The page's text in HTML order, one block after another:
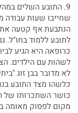
9. התובע השלים
שחייבו שעות עבודה
הנתבעת אף קטעה
לתובע ללמוד
לשהות עם הילדים.
לא מדובר בבן זוג
כלשהו מצד התובע
כושר השתכרותו של
מקום לפסוק מאומה